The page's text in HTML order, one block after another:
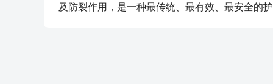
及防裂作用，是一种最传统、最有效、最安全的